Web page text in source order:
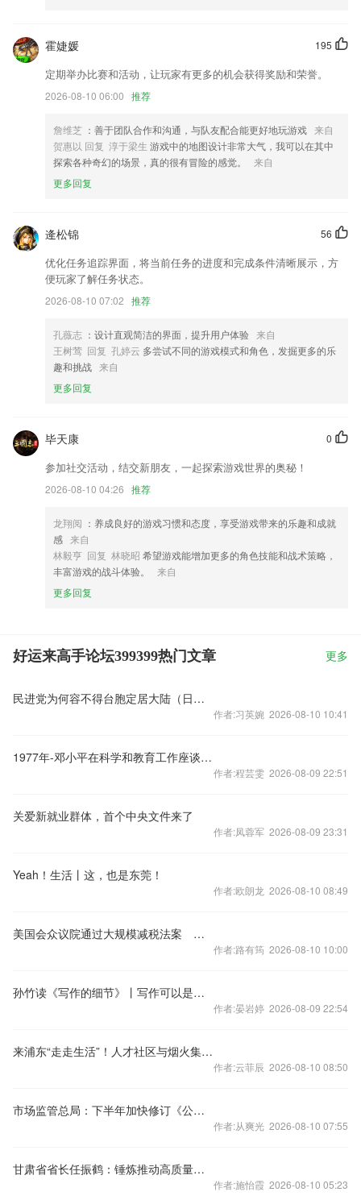
重点关注回复内容展示
修复部分机型偶现分享失效的BUG；
修复导航位置偏差的问题
新增一批高质量水印，涵盖心情美食时间等，丰富你的水印选择
联系我们
以上就是好运来高手论坛399399的介绍，如果您喜欢这款软件，您可以
到应用商店进行打分评论，说出您的使用经历，以帮助我们更好的对产品
195
霍婕媛
定期举办比赛和活动，让玩家有更多的机会获得奖励和荣誉。
2026-08-10 06:00 推荐
詹维芝 ：善于团队合作和沟通，与队友配合能更好地玩游戏 来自
贺惠以 回复 淳于梁生 游戏中的地图设计非常大气，我可以在其中
探索各种奇幻的场景，真的很有冒险的感觉。
来自
更多回复
56
逄松锦
优化任务追踪界面，将当前任务的进度和完成条件清晰展示，方
便玩家了解任务状态。
2026-08-10 07:02 推荐
孔薇志 ：设计直观简洁的界面，提升用户体验 来自
王树莺 回复 孔婷云 多尝试不同的游戏模式和角色，发掘更多的乐
趣和挑战 来自
更多回复
0
毕天康
参加社交活动，结交新朋友，一起探索游戏世界的奥秘！
2026-08-10 04:26 推荐
龙翔阅 ：养成良好的游戏习惯和态度，享受游戏带来的乐趣和成就
感 来自
林毅亨 回复 林晓昭 希望游戏能增加更多的角色技能和战术策略，
丰富游戏的战斗体验。
来自
更多回复
好运来高手论坛399399热门文章 更多
民进党为何容不得台胞定居大陆（日月谈）
作者:习英婉 2026-08-10 10:41
1977年-邓小平在科学和教育工作座谈会上讲话
作者:程芸雯 2026-08-09 22:51
关爱新就业群体，首个中央文件来了
作者:凤蓉军 2026-08-09 23:31
Yeah！生活丨这，也是东莞！
作者:欧朗龙 2026-08-10 08:49
美国会众议院通过大规模减税法案 国债恐继续激增
作者:路有筠 2026-08-10 10:00
孙竹读《写作的细节》丨写作可以是一项志业，写作应当是一种生活
作者:晏岩婷 2026-08-09 22:54
来浦东“走走生活”！人才社区与烟火集市在科学城正产生“奇妙链接”
作者:云菲辰 2026-08-10 08:50
市场监管总局：下半年加快修订《公平竞争审查条例实施办法》
作者:从爽光 2026-08-10 07:55
甘肃省省长任振鹤：锤炼推动高质量发展的本领
作者:施怡霞 2026-08-10 05:23